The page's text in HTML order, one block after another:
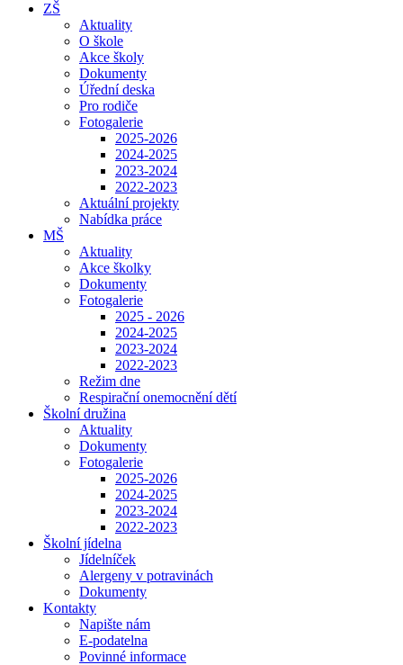
ZŠ
Aktuality
O škole
Akce školy
Dokumenty
Úřední deska
Pro rodiče
Fotogalerie
2025-2026
2024-2025
2023-2024
2022-2023
Aktuální projekty
Nabídka práce
MŠ
Aktuality
Akce školky
Dokumenty
Fotogalerie
2025 - 2026
2024-2025
2023-2024
2022-2023
Režim dne
Respirační onemocnění dětí
Školní družina
Aktuality
Dokumenty
Fotogalerie
2025-2026
2024-2025
2023-2024
2022-2023
Školní jídelna
Jídelníček
Alergeny v potravinách
Dokumenty
Kontakty
Napište nám
E-podatelna
Povinné informace